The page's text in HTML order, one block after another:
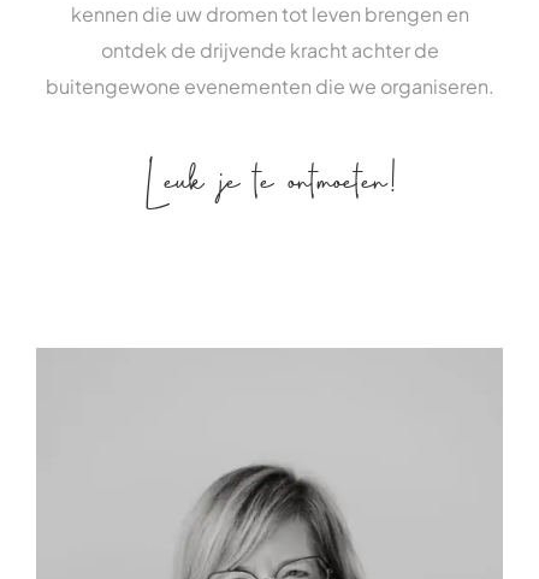
kennen die uw dromen tot leven brengen en
ontdek de drijvende kracht achter de
buitengewone evenementen die we organiseren.
Leuk je te ontmoeten!